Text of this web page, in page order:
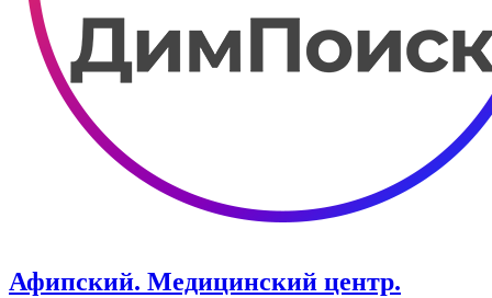
Афипский. Медицинский центр.